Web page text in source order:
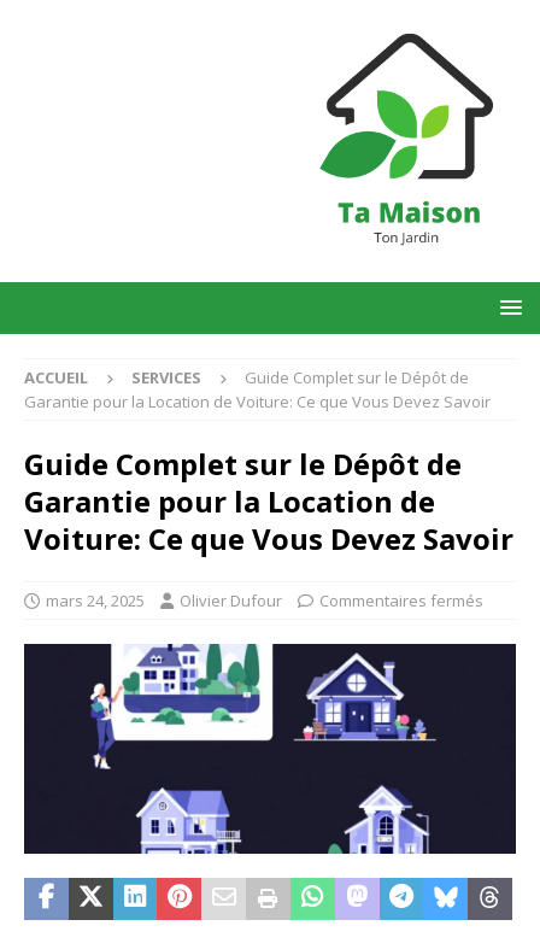
ACCUEIL SERVICES
Guide Complet sur le Dépôt de
Garantie pour la Location de Voiture: Ce que Vous Devez Savoir
Guide Complet sur le Dépôt de
Garantie pour la Location de
Voiture: Ce que Vous Devez Savoir
mars 24, 2025 Olivier Dufour Commentaires fermés